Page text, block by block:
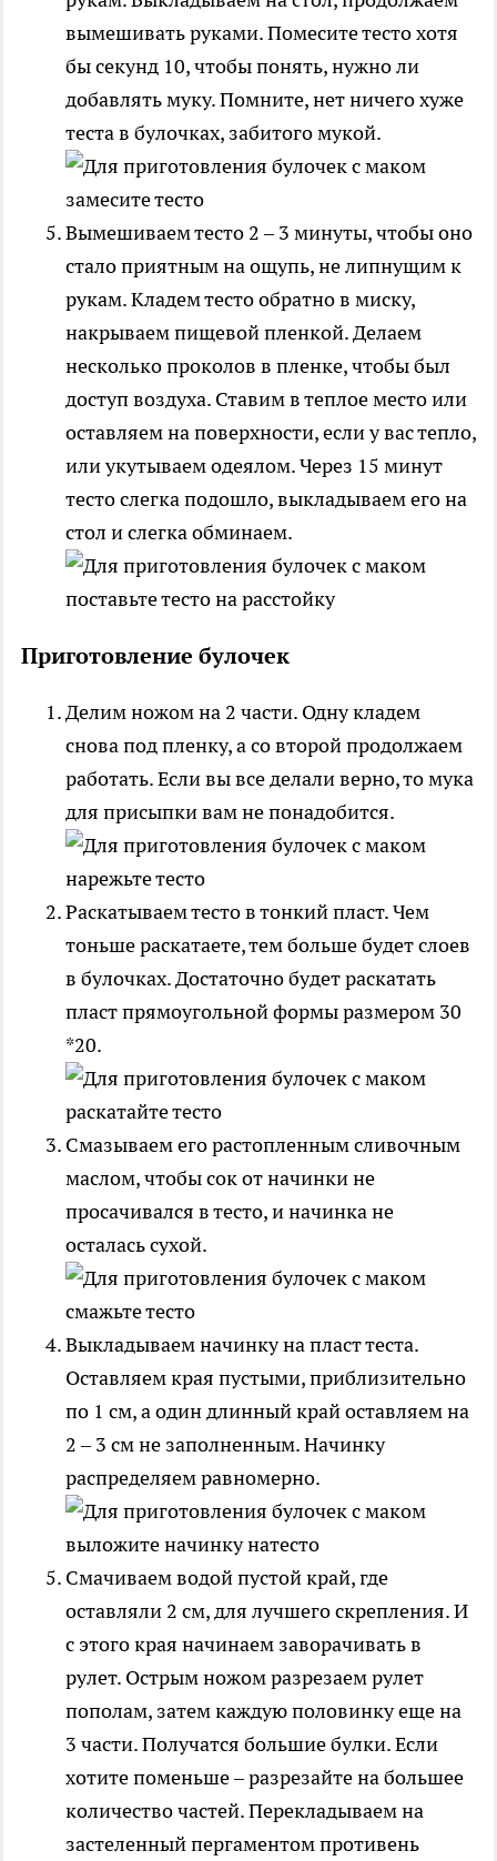
вымешивать руками. Помесите тесто хотя
бы секунд 10, чтобы понять, нужно ли
добавлять муку. Помните, нет ничего хуже
теста в булочках, забитого мукой.
Вымешиваем тесто 2 – 3 минуты, чтобы оно
стало приятным на ощупь, не липнущим к
рукам. Кладем тесто обратно в миску,
накрываем пищевой пленкой. Делаем
несколько проколов в пленке, чтобы был
доступ воздуха. Ставим в теплое место или
оставляем на поверхности, если у вас тепло,
или укутываем одеялом. Через 15 минут
тесто слегка подошло, выкладываем его на
стол и слегка обминаем.
Приготовление булочек
Делим ножом на 2 части. Одну кладем
снова под пленку, а со второй продолжаем
работать. Если вы все делали верно, то мука
для присыпки вам не понадобится.
Раскатываем тесто в тонкий пласт. Чем
тоньше раскатаете, тем больше будет слоев
в булочках. Достаточно будет раскатать
пласт прямоугольной формы размером 30
*20.
Смазываем его растопленным сливочным
маслом, чтобы сок от начинки не
просачивался в тесто, и начинка не
осталась сухой.
Выкладываем начинку на пласт теста.
Оставляем края пустыми, приблизительно
по 1 см, а один длинный край оставляем на
2 – 3 см не заполненным. Начинку
распределяем равномерно.
Смачиваем водой пустой край, где
оставляли 2 см, для лучшего скрепления. И
с этого края начинаем заворачивать в
рулет. Острым ножом разрезаем рулет
пополам, затем каждую половинку еще на
3 части. Получатся большие булки. Если
хотите поменьше – разрезайте на большее
количество частей. Перекладываем на
застеленный пергаментом противень